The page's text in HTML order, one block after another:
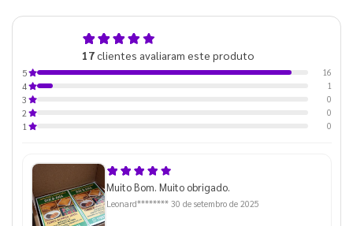
17clientes avaliaram este produto
5
16
4
1
3
0
2
0
1
0
Muito Bom. Muito obrigado.
Leonard******** 30 de setembro de 2025